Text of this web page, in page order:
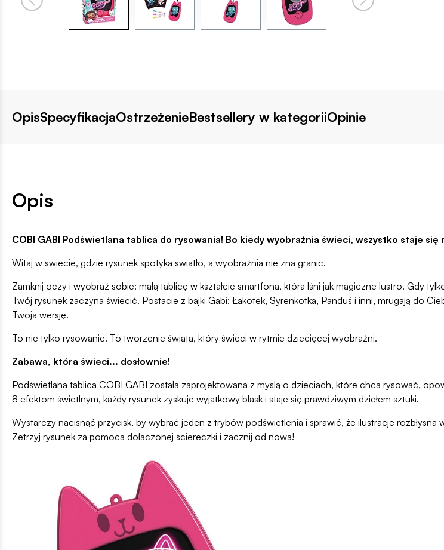
OpisSpecyfikacjaOstrzeżenieBestsellery w kategoriiOpinie
Opis
COBI GABI Podświetlana tablica do rysowania! Bo kiedy wyobraźnia świeci, wszystko staje się
Witaj w świecie, gdzie rysunek spotyka światło, a wyobraźnia nie zna granic.
Zamknij oczy i wyobraź sobie: małą tablicę w kształcie smartfona, która lśni jak magiczne lustro. Gdy
Twój rysunek zaczyna świecić. Postacie z bajki Gabi: Łakotek, Syrenkotka, Panduś i inni, mrugają do
Twoją wersję.
To nie tylko rysowanie. To tworzenie świata, który świeci w rytmie dziecięcej wyobraźni.
Zabawa, która świeci... dosłownie!
Podświetlana tablica COBI GABI została zaprojektowana z myślą o dzieciach, które chcą rysować,
8 efektom świetlnym, każdy rysunek zyskuje wyjątkowy blask i staje się prawdziwym dziełem sztuki.
Wystarczy nacisnąć przycisk, by wybrać jeden z trybów podświetlenia i sprawić, że ilustracje
Zetrzyj rysunek za pomocą dołączonej ściereczki i zacznij od nowa!